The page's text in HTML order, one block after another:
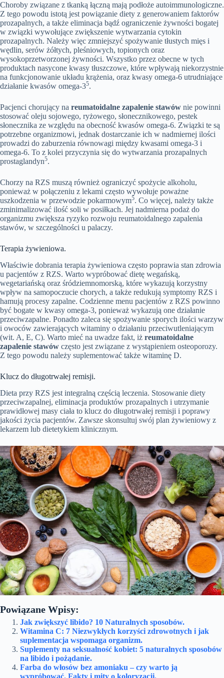
Choroby związane z tkanką łączną mają podłoże autoimmunologiczne.
Z tego powodu istotą jest powiązanie diety z generowaniem faktorów
prozapalnych, a także eliminacja bądź ograniczenie żywności bogatej
w związki wywołujące zwiększenie wytwarzania cytokin
prozapalnych. Należy więc zmniejszyć spożywanie tłustych mięs i
wędlin, serów żółtych, pleśniowych, topionych oraz
wysokoprzetworzonej żywności. Wszystko przez obecne w tych
produktach nasycone kwasy tłuszczowe, które wpływają niekorzystnie
na funkcjonowanie układu krążenia, oraz kwasy omega-6 utrudniające
działanie kwasów omega-35.
Pacjenci chorujący na reumatoidalne zapalenie stawów nie powinni
stosować oleju sojowego, ryżowego, słonecznikowego, pestek
słonecznika ze względu na obecność kwasów omega-6. Związki te są
potrzebne organizmowi, jednak dostarczanie ich w nadmiernej ilości
prowadzi do zaburzenia równowagi między kwasami omega-3 i
omega-6. To z kolei przyczynia się do wytwarzania prozapalnych
prostaglandyn5.
Chorzy na RZS muszą również ograniczyć spożycie alkoholu,
ponieważ w połączeniu z lekami często wywołuje poważne
uszkodzenia w przewodzie pokarmowym5. Co więcej, należy także
zminimalizować ilość soli w posiłkach. Jej nadmierna podaż do
organizmu zwiększa ryzyko rozwoju reumatoidalnego zapalenia
stawów, w szczególności u palaczy.
Terapia żywieniowa.
Właściwie dobrania terapia żywieniowa często poprawia stan zdrowia
u pacjentów z RZS. Warto wypróbować dietę wegańską,
wegetariańską oraz śródziemnomorską, które wykazują korzystny
wpływ na samopoczucie chorych, a także redukują symptomy RZS i
hamują procesy zapalne. Codzienne menu pacjentów z RZS powinno
być bogate w kwasy omega-3, ponieważ wykazują one działanie
przeciwzapalne. Ponadto zaleca się spożywanie sporych ilości warzyw
i owoców zawierających witaminy o działaniu przeciwutleniającym
(wit. A, E, C). Warto mieć na uwadze fakt, iż reumatoidalne
zapalenie stawów często jest związane z wystąpieniem osteoporozy.
Z tego powodu należy suplementować także witaminę D.
Klucz do długotrwałej remisji.
Dieta przy RZS jest integralną częścią leczenia. Stosowanie diety
przeciwzapalnej, eliminacja produktów prozapalnych i utrzymanie
prawidłowej masy ciała to klucz do długotrwałej remisji i poprawy
jakości życia pacjentów. Zawsze skonsultuj swój plan żywieniowy z
lekarzem lub dietetykiem klinicznym.
Powiązane Wpisy:
Jak zwiększyć libido? 10 Naturalnych sposobów.
Witamina C: 7 Niezwykłych korzyści zdrowotnych i jak
suplementacja wspomaga organizm.
Suplementy na seksualność kobiet: 5 naturalnych sposobów
na libido i pożądanie.
Farba do włosów bez amoniaku – czy warto ją
wypróbować. Fakty i mity o koloryzacji.